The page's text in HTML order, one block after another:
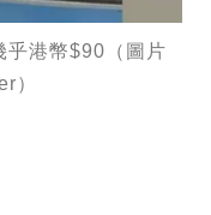
乎港幣$90（圖片
）